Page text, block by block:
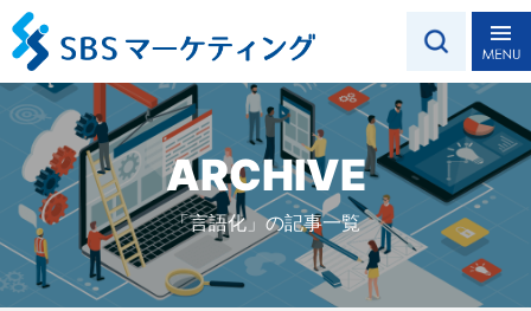
ARCHIVE
「言語化」の記事一覧